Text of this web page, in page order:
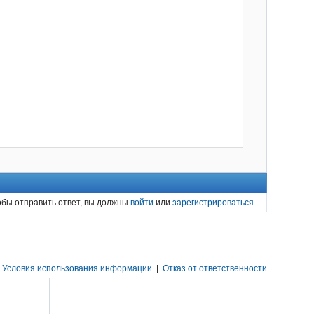
отправить ответ, вы должны войти или зарегистрироваться
Условия использования информации | Отказ от ответственности